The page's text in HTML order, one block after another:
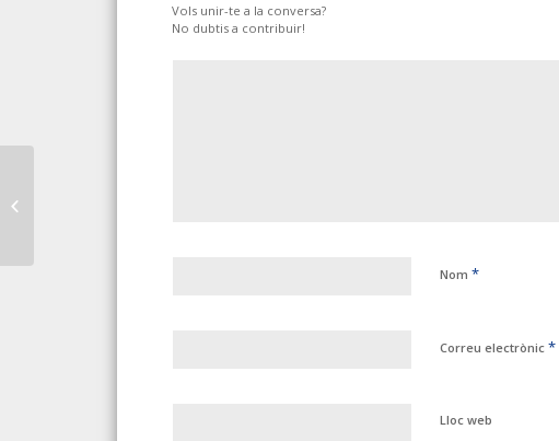
Vols unir-te a la conversa?
No dubtis a contribuir!
Nom *
Correu electrònic *
Lloc web